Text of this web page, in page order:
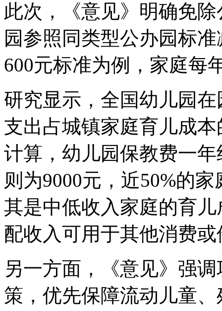
此次，《意见》明确免
园参照同类型公办园标
600元标准为例，家庭每
研究显示，全国幼儿园
支出占城镇家庭育儿成
计算，幼儿园保教费一
则为9000元，近50%的
其是中低收入家庭的育
配收入可用于其他消费或
另一方面，《意见》强
策，优先保障流动儿童